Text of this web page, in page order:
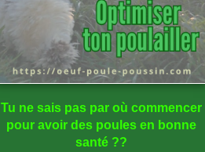
Tu ne sais pas par où commencer
pour avoir des poules en bonne
santé??